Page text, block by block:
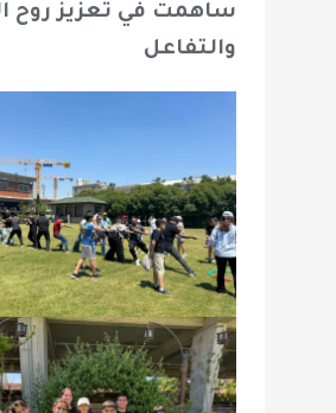
ساهمت في تعزيز روح
والتفاعل